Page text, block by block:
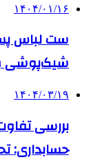
۱۴۰۴/۰۱/۱۶
ست لباس
شیک‌پوشی
۱۴۰۴/۰۳/۱۹
بررسی
حسابداری: